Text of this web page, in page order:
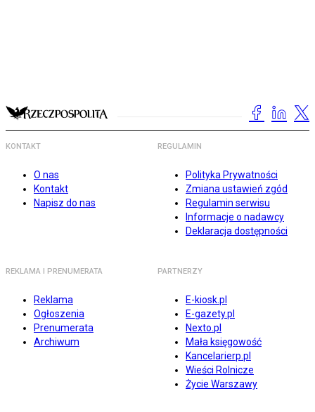
KONTAKT
O nas
Kontakt
Napisz do nas
REGULAMIN
Polityka Prywatności
Zmiana ustawień zgód
Regulamin serwisu
Informacje o nadawcy
Deklaracja dostępności
REKLAMA I PRENUMERATA
Reklama
Ogłoszenia
Prenumerata
Archiwum
PARTNERZY
E-kiosk.pl
E-gazety.pl
Nexto.pl
Mała księgowość
Kancelarierp.pl
Wieści Rolnicze
Życie Warszawy